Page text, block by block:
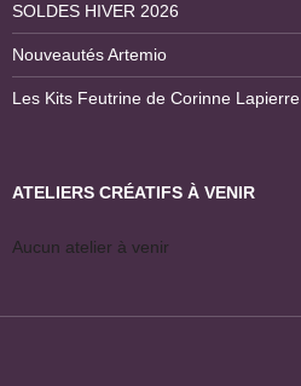
SOLDES HIVER 2026
Nouveautés Artemio
Les Kits Feutrine de Corinne Lapierre
ATELIERS CRÉATIFS À VENIR
Aucun atelier à venir